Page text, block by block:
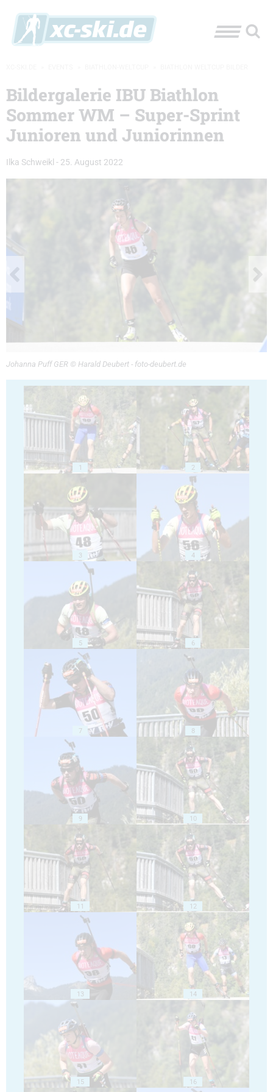
Bildergalerie IBU Biathlon
Sommer WM – Super-Sprint
Junioren und Juniorinnen
Ilka Schweikl - 25. August 2022
Johanna Puff GER © Harald Deubert - foto-deubert.de
1 2
3 4
5 6
7 8
9 10
11 12
13 14
15 16